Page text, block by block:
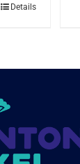
Details